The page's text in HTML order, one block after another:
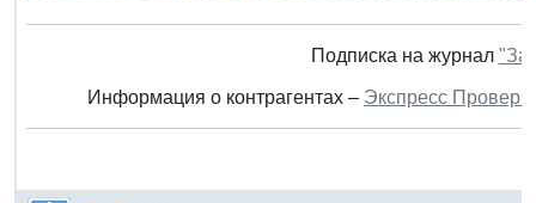
Подписка на журнал
Информация о контрагентах – Экспресс